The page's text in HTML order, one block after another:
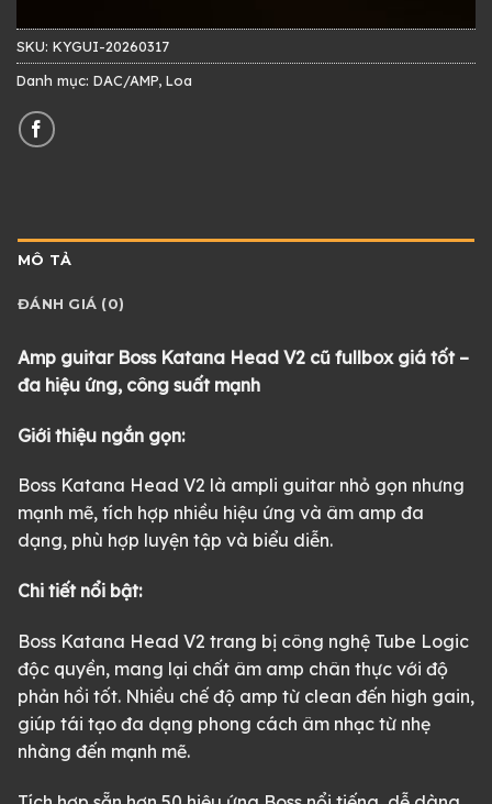
SKU: KYGUI-20260317
Danh mục: DAC/AMP, Loa
MÔ TẢ
ĐÁNH GIÁ (0)
Amp guitar Boss Katana Head V2 cũ fullbox giá tốt –
đa hiệu ứng, công suất mạnh
Giới thiệu ngắn gọn:
Boss Katana Head V2 là ampli guitar nhỏ gọn nhưng
mạnh mẽ, tích hợp nhiều hiệu ứng và âm amp đa
dạng, phù hợp luyện tập và biểu diễn.
Chi tiết nổi bật:
Boss Katana Head V2 trang bị công nghệ Tube Logic
độc quyền, mang lại chất âm amp chân thực với độ
phản hồi tốt. Nhiều chế độ amp từ clean đến high gain,
giúp tái tạo đa dạng phong cách âm nhạc từ nhẹ
nhàng đến mạnh mẽ.